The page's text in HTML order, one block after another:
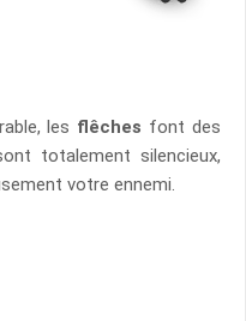
les flêches font des
totalement silencieux,
votre ennemi.